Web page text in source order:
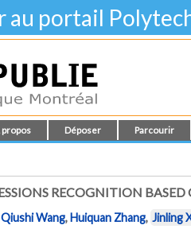
au portail
propos Déposer Parcourir
RECOGNITION
Qiushi Wang,Huiquan Zhang, Jinling